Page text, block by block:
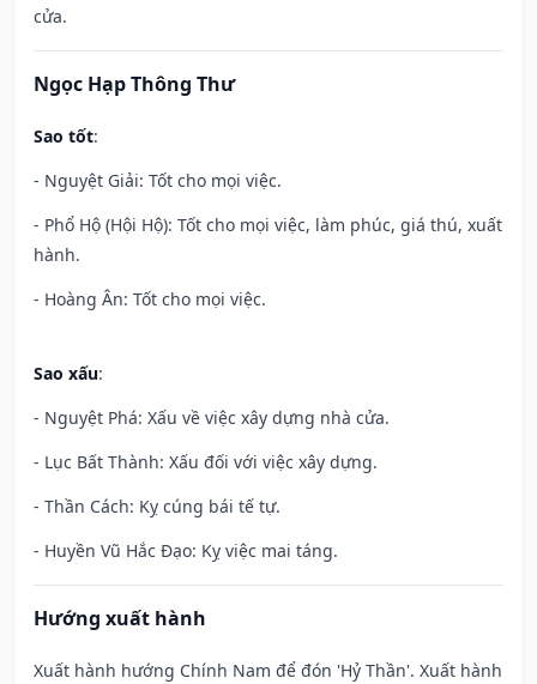
cửa.
Ngọc Hạp Thông Thư
Sao tốt:
- Nguyệt Giải: Tốt cho mọi việc.
- Phổ Hộ (Hội Hộ): Tốt cho mọi việc, làm phúc, giá thú, xuất
hành.
- Hoàng Ân: Tốt cho mọi việc.
Sao xấu:
- Nguyệt Phá: Xấu về việc xây dựng nhà cửa.
- Lục Bất Thành: Xấu đối với việc xây dựng.
- Thần Cách: Kỵ cúng bái tế tự.
- Huyền Vũ Hắc Đạo: Kỵ việc mai táng.
Hướng xuất hành
Xuất hành hướng Chính Nam để đón 'Hỷ Thần'. Xuất hành